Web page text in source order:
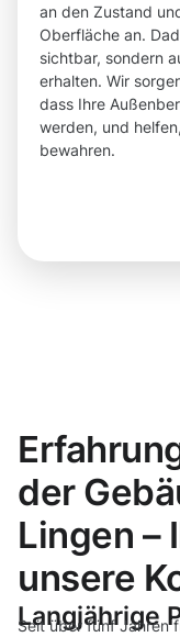
an den Zustand
Oberfläche an.
sichtbar, sondern
erhalten. Wir
dass Ihre
werden, und
bewahren.
der
Lingen –
unsere
Langjährige
Seit über fünf Jahren